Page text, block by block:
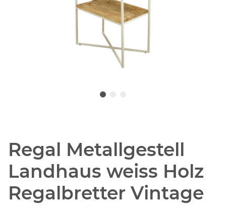
Regal Metallgestell
Landhaus weiss Holz
Regalbretter Vintage